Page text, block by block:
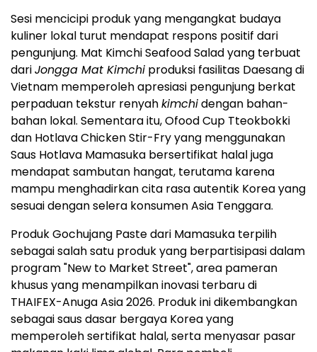
Sesi mencicipi produk yang mengangkat budaya
kuliner lokal turut mendapat respons positif dari
pengunjung. Mat Kimchi Seafood Salad yang terbuat
dariJongga Mat Kimchi produksi fasilitas Daesang di
Vietnam memperoleh apresiasi pengunjung berkat
perpaduan tekstur renyahkimchidengan bahan-
bahan lokal. Sementara itu, Ofood Cup Tteokbokki
dan Hotlava Chicken Stir-Fry yang menggunakan
Saus Hotlava Mamasuka bersertifikat halal juga
mendapat sambutan hangat, terutama karena
mampu menghadirkan cita rasa autentik Korea yang
sesuai dengan selera konsumen Asia Tenggara.
Produk Gochujang Paste dari Mamasuka terpilih
sebagai salah satu produk yang berpartisipasi dalam
program "New to Market Street", area pameran
khusus yang menampilkan inovasi terbaru di
THAIFEX-Anuga Asia 2026. Produk ini dikembangkan
sebagai saus dasar bergaya Korea yang
memperoleh sertifikat halal, serta menyasar pasar